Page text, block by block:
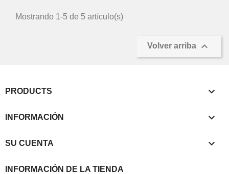
Mostrando 1-5 de 5 artículo(s)
Volver arriba 
PRODUCTS 
INFORMACIÓN 
SU CUENTA 
INFORMACIÓN DE LA TIENDA